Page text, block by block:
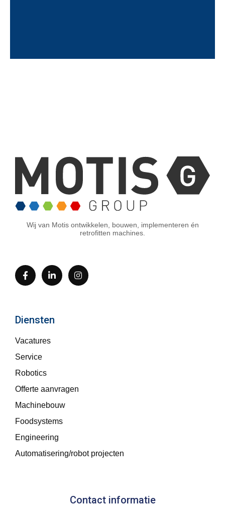
Wij van Motis ontwikkelen, bouwen, implementeren én
retrofitten machines.
Diensten
Vacatures
Service
Robotics
Offerte aanvragen
Machinebouw
Foodsystems
Engineering
Automatisering/robot projecten
Contact informatie